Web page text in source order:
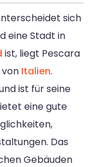
sich
eine Stadt in
ist, liegt Pescara
Italien.
ist für seine
eine gute
Das
Gebäuden